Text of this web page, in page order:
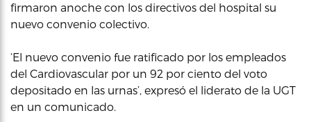
firmaron anoche con los directivos del hospital su
nuevo convenio colectivo.
‘El nuevo convenio fue ratificado por los empleados
del Cardiovascular por un 92 por ciento del voto
depositado en las urnas’, expresó el liderato de la UGT
en un comunicado.